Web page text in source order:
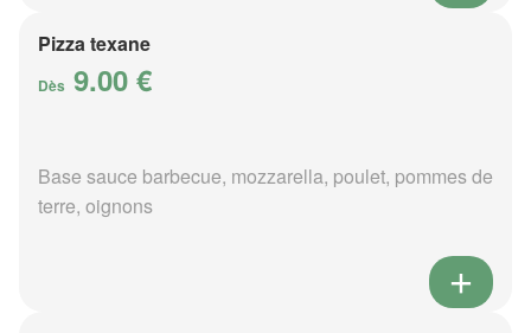
Pizza texane
Dès 9.00 €
Base sauce barbecue, mozzarella, poulet, pommes de
terre, oignons